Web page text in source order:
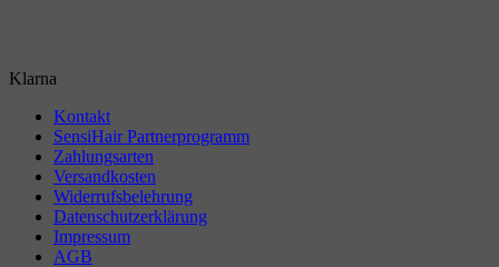
Klarna
Kontakt
SensiHair Partnerprogramm
Zahlungsarten
Versandkosten
Widerrufsbelehrung
Datenschutzerklärung
Impressum
AGB